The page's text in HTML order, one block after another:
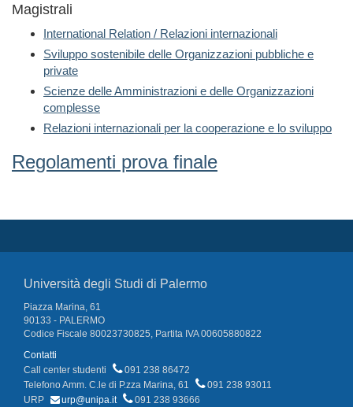
Magistrali
International Relation / Relazioni internazionali
Sviluppo sostenibile delle Organizzazioni pubbliche e
private
Scienze delle Amministrazioni e delle Organizzazioni
complesse
Relazioni internazionali per la cooperazione e lo sviluppo
Regolamenti prova finale
Università degli Studi di Palermo
Piazza Marina, 61
90133 - PALERMO
Codice Fiscale 80023730825, Partita IVA 00605880822
Contatti
Call center studenti
091 238 86472
Telefono Amm. C.le di P.zza Marina, 61
091 238 93011
URP
urp@unipa.it
091 238 93666